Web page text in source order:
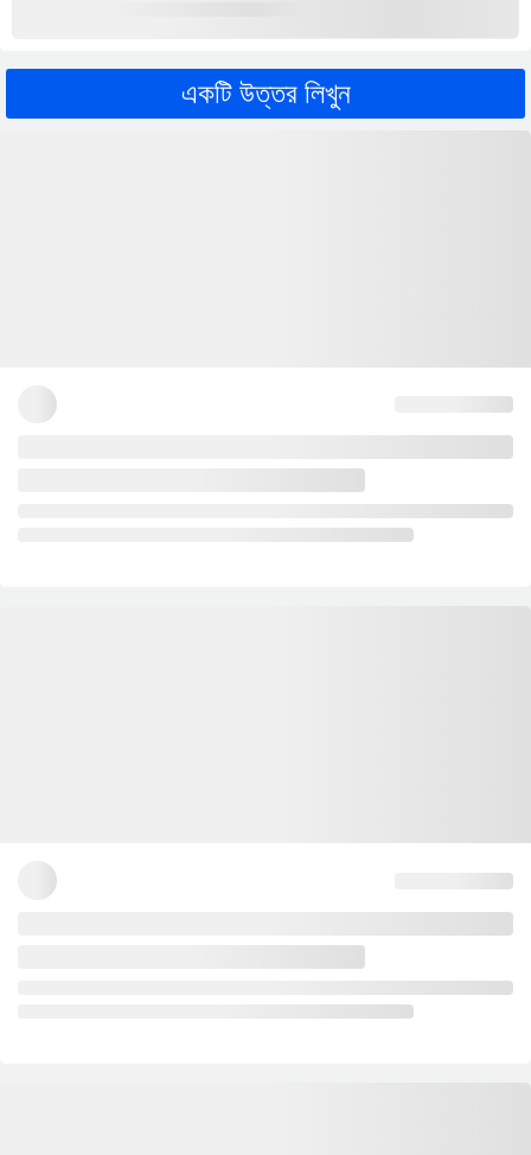
একটি উত্তর লিখুন